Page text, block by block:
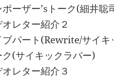
ーザー’sトーク(細井聡
レター紹介２
ブパート(Rewrite/サイキ
ク(サイキックラバー)
レター紹介３